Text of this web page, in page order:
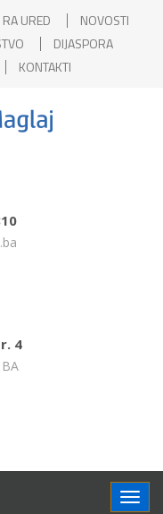
RA URED
NOVOSTI
DIJASPORA
KONTAKTI
4